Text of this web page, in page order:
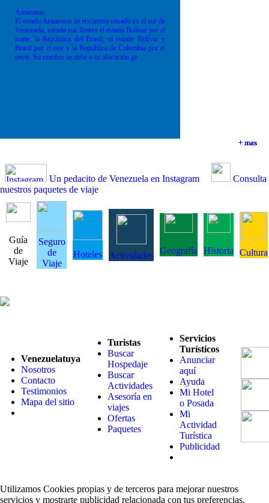
+ mas
+ mas
+ mas
Amazonas
El estado Amazonas se encuentra situado en el sur de
Venezuela, siendo sus límites el estado Bolívar por el
norte; la República del Brasil; el estado Bolívar y
Brasil por el este y la República de Colombia por el
oeste. Su nombre se debe a su ubicación ge
+ mas
Un pedacito de Venezuela en Instagram
Consulta
nuestros paquetes de viaje
Guía
de
Viaje
Seguro
de
Viaje
Hoteles Actividades Geografía Historia Cultura
Venezuelatuya
Nosotros
Contacto
Testimonios
Mapa del sitio
Turistas
Buscar
Hospedaje
Buscar
Actividades
Asesoría en
viajes
Ofertas
Paquetes
Servicios
Turísticos
Anunciar
aquí
Ayuda
Mi Hotel
o Posada
Mi
Actividad
Turística
Publicidad
Utilizamos Cookies propias y de terceros para mejorar nuestros
servicios y mostrarte publicidad relacionada con tus preferencias.